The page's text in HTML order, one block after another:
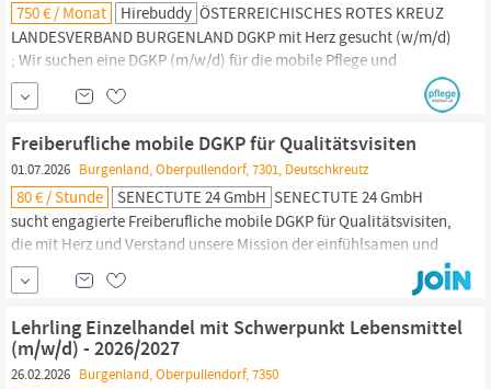
750 € / Monat Hirebuddy ÖSTERREICHISCHES ROTES KREUZ
LANDESVERBAND BURGENLAND DGKP mit Herz gesucht (w/m/d)
; Wir suchen eine DGKP (m/w/d) für die mobile Pflege und
Betreuung in der Region Kobersdorf (Mo.–Fr. nach Vereinbarung,
Option auf stellv. Stützpunktleitung). ;Die kleinen Momente
gebraucht zu werden. Beim Roten Kreuz zählt...
Freiberufliche mobile DGKP für Qualitätsvisiten
01.07.2026 Burgenland, Oberpullendorf, 7301, Deutschkreutz
80 € / Stunde SENECTUTE 24 GmbH SENECTUTE 24 GmbH
sucht engagierte Freiberufliche mobile DGKP für Qualitätsvisiten,
die mit Herz und Verstand unsere Mission der einfühlsamen und
verlässlichen Pflegevermittlung unterstützen möchten. Wenn Sie
Freude daran haben, eigenverantwortlich zu arbeiten und
auf Ihre Bewerbung. Werden Sie Teil eines...
Lehrling Einzelhandel mit Schwerpunkt Lebensmittel
(m/w/d) - 2026/2027
26.02.2026 Burgenland, Oberpullendorf, 7350